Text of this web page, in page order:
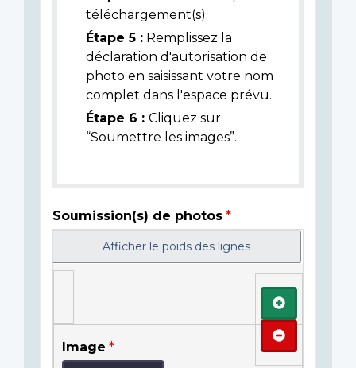
téléchargement(s).
Étape 5 : Remplissez la
déclaration d'autorisation de
photo en saisissant votre nom
complet dans l'espace prévu.
Étape 6 : Cliquez sur
“Soumettre les images”.
Soumission(s) de photos
Afficher le poids des lignes
Image
Ajouter
Retirer